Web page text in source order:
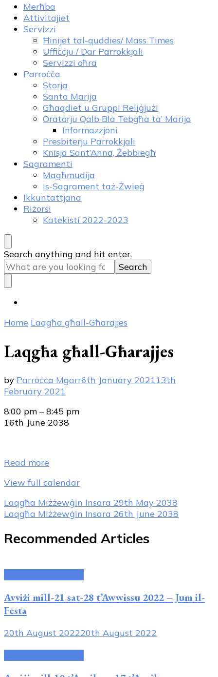
Merħba
Attivitajiet
Servizzi
Ħinijet tal-quddies/ Mass Times
Uffiċċju / Dar Parrokkjali
Servizzi oħra
Parroċċa
Storja
Santa Marija
Għaqdiet u Gruppi Reliġjużi
Oratorju Qalb Bla Tebgħa ta’ Marija
Informazzjoni
Presbiterju Parrokkjali
Knisja Sant’Anna, Żebbiegħ
Sagramenti
Magħmudija
Is-Sagrament taż-Żwieġ
Ikkuntattjana
Riżorsi
Katekisti 2022-2023
Looking
for
Something?
Search anything and hit enter.
Home Laqgħa għall-Għarajjes
Laqgħa għall-Għarajjes
by Parrocca Mgarr6th January 202113th
February 2021
Laqgħa
għall-
8:00 pm – 8:45 pm
16th June 2038
Read more
View full calendar
Post
Navigation
Laqgħa Miżżewġin Insara 29th May 2038
Laqgħa Miżżewġin Insara 26th June 2038
Recommended Articles
Avviżi mill-21 sat-28 t’Awwissu 2022 – Jum il-
Festa
20th August 202220th August 2022